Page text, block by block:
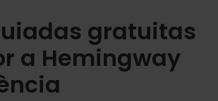
gratuitas
a Hemingway